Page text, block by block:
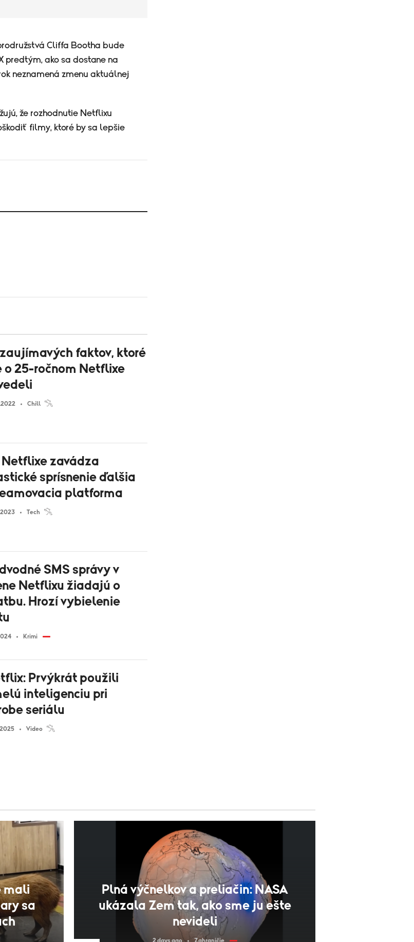
Cliffa Bootha bude
predtým, ako sa dostane na
neznamená zmenu aktuálnej
že rozhodnutie Netflixu
filmy, ktoré by sa lepšie
faktov, ktoré
o 25-ročnom Netflixe
Chill
Netflixe zavádza
sprísnenie ďalšia
platforma
Tech
SMS správy v
Netflixu žiadajú o
Hrozí vybielenie
Krimi
Prvýkrát použili
inteligenciu pri
seriálu
Video
mali
sa
Plná výčnelkov a preliačin: NASA
ukázala Zem tak, ako sme ju ešte
nevideli
2 days ago Zahraničie